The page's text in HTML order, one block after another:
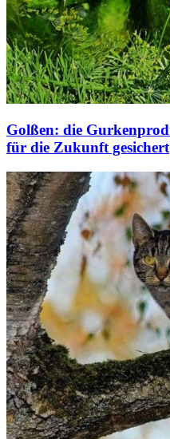
Golßen: die
für die Zukunft gesichert